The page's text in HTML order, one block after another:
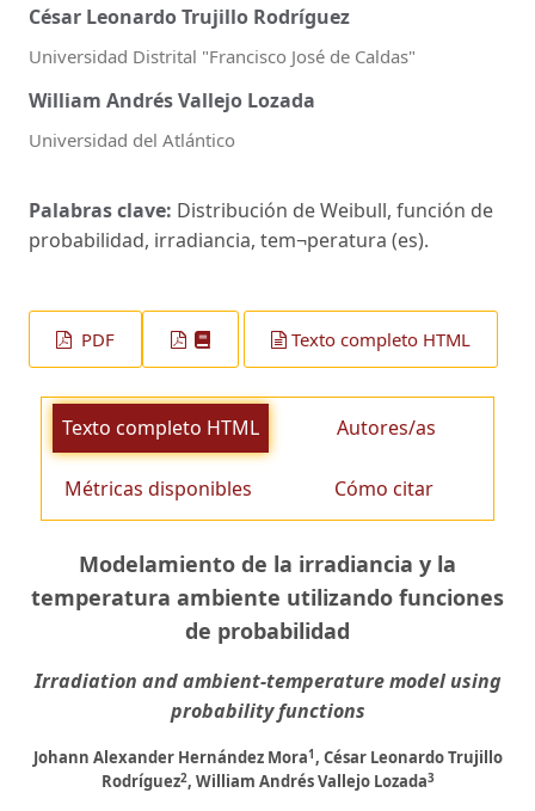
César Leonardo Trujillo Rodríguez
Universidad Distrital "Francisco José de Caldas"
William Andrés Vallejo Lozada
Universidad del Atlántico
Palabras clave: Distribución de Weibull, función de
probabilidad, irradiancia, tem¬peratura (es).
PDF Texto completo HTML
Texto completo HTML Autores/as
Métricas disponibles Cómo citar
Modelamiento de la irradiancia y la
temperatura ambiente utilizando funciones
de probabilidad
Irradiation and ambient-temperature model using
probability functions
Johann Alexander Hernández Mora1, César Leonardo Trujillo
Rodríguez2, William Andrés Vallejo Lozada3